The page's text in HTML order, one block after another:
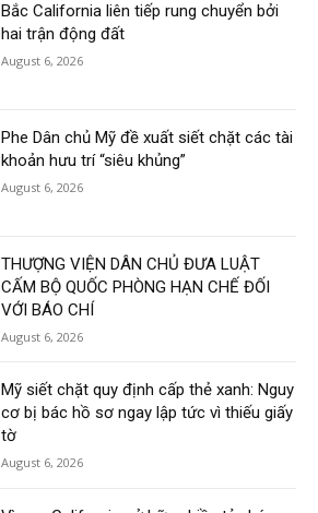
Bắc California liên tiếp rung chuyển bởi
hai trận động đất
August 6, 2026
Phe Dân chủ Mỹ đề xuất siết chặt các tài
khoản hưu trí “siêu khủng”
August 6, 2026
THƯỢNG VIỆN DÂN CHỦ ĐƯA LUẬT
CẤM BỘ QUỐC PHÒNG HẠN CHẾ ĐỐI
VỚI BÁO CHÍ
August 6, 2026
Mỹ siết chặt quy định cấp thẻ xanh: Nguy
cơ bị bác hồ sơ ngay lập tức vì thiếu giấy
tờ
August 6, 2026